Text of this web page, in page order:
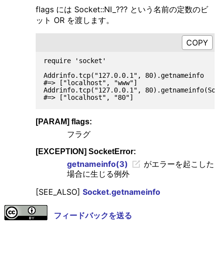
flags には Socket::NI_??? という名前の定数のビ
ット OR を渡します。
require 'socket'
Addrinfo.tcp("127.0.0.1", 80).getnameinfo
#=> ["localhost", "www"]
Addrinfo.tcp("127.0.0.1",
[PARAM] flags:
フラグ
[EXCEPTION] SocketError:
getnameinfo(3)
がエラーを起こした
場合に生じる例外
[SEE_ALSO] Socket.getnameinfo
フィードバックを送る